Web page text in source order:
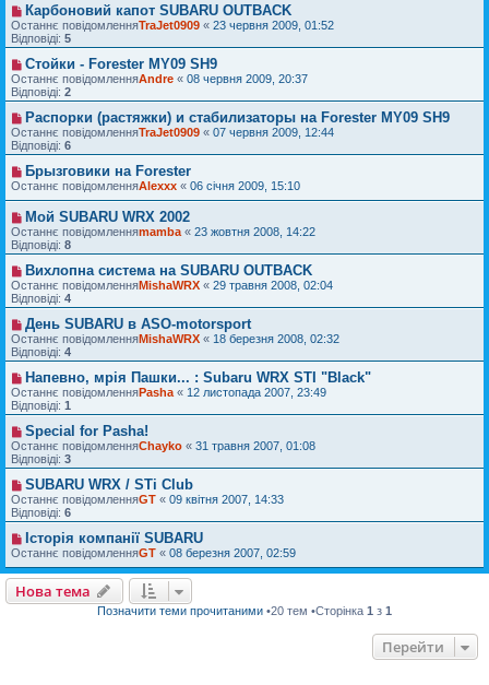
Карбоновий капот SUBARU OUTBACK
Останнє повідомленняTraJet0909 « 23 червня 2009, 01:52
Відповіді: 5
Стойки - Forester MY09 SH9
Останнє повідомленняAndre « 08 червня 2009, 20:37
Відповіді: 2
Распорки (растяжки) и стабилизаторы на Forester MY09 SH9
Останнє повідомленняTraJet0909 « 07 червня 2009, 12:44
Відповіді: 6
Брызговики на Forester
Останнє повідомленняAlexxx « 06 січня 2009, 15:10
Мой SUBARU WRX 2002
Останнє повідомленняmamba « 23 жовтня 2008, 14:22
Відповіді: 8
Вихлопна система на SUBARU OUTBACK
Останнє повідомленняMishaWRX « 29 травня 2008, 02:04
Відповіді: 4
День SUBARU в ASO-motorsport
Останнє повідомленняMishaWRX « 18 березня 2008, 02:32
Відповіді: 4
Напевно, мрія Пашки... : Subaru WRX STI "Black"
Останнє повідомленняPasha « 12 листопада 2007, 23:49
Відповіді: 1
Special for Pasha!
Останнє повідомленняChayko « 31 травня 2007, 01:08
Відповіді: 3
SUBARU WRX / STi Club
Останнє повідомленняGT « 09 квітня 2007, 14:33
Відповіді: 6
Історія компанії SUBARU
Останнє повідомленняGT « 08 березня 2007, 02:59
Нова тема
Позначити теми прочитаними •20 тем •Сторінка 1 з 1
Перейти